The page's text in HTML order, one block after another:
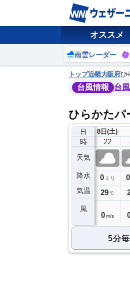
オススメ
雨雲レーダー
トップ近畿大阪府ひ
台風情報 台
ひらかたパ
日
時
天気
降水
気温
風
8日(土)
21
0ミリ
29℃
22
0 ミリ
29℃
0 m/s
0
5分毎